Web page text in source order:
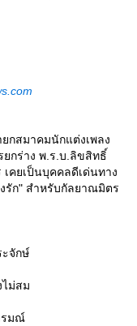
กสมาคมนักแต่งเพลง
ยกร่าง พ.ร.บ.ลิขสิทธิ์
คยเป็นบุคคลดีเด่นทาง
รัก" สำหรับกัลยาณมิตร
จักษ์
ม่สม
รมณ์